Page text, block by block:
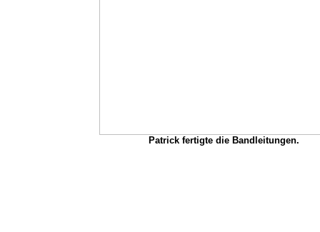
Patrick fertigte die Bandleitungen.